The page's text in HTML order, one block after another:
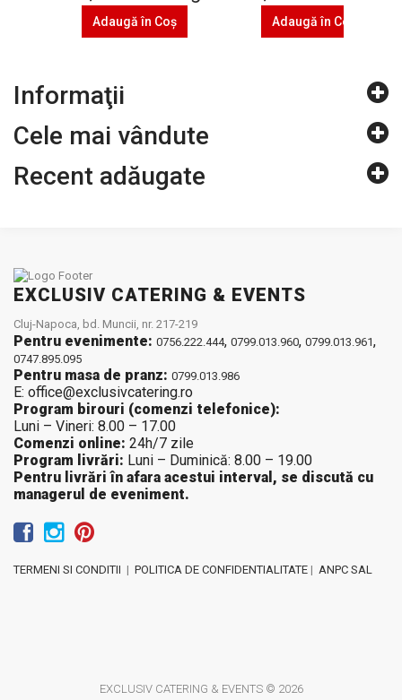
Adaugă în Coş Adaugă în Coş
Informaţii
Cele mai vândute
Recent adăugate
EXCLUSIV CATERING & EVENTS
Cluj-Napoca, bd. Muncii, nr. 217-219
Pentru evenimente: 0756.222.444, 0799.013.960, 0799.013.961,
0747.895.095
Pentru masa de pranz: 0799.013.986
E: office@exclusivcatering.ro
Program birouri (comenzi telefonice):
Luni – Vineri: 8.00 – 17.00
Comenzi online: 24h/7 zile
Program livrări: Luni – Duminică: 8.00 – 19.00
Pentru livrări în afara acestui interval, se discută cu
managerul de eveniment.
TERMENI SI CONDITII | POLITICA DE CONFIDENTIALITATE | ANPC SAL
EXCLUSIV CATERING & EVENTS © 2026